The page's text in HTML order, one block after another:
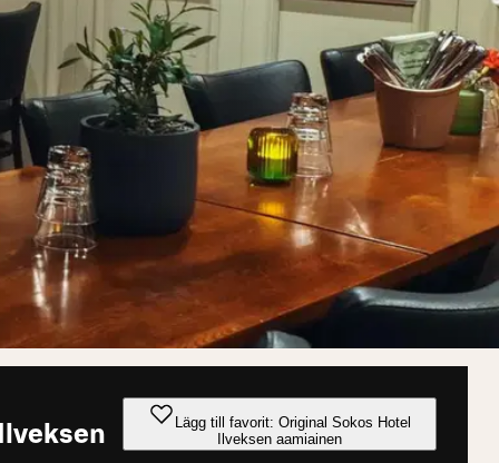
Lägg till favorit: Original Sokos Hotel
Ilveksen aamiainen